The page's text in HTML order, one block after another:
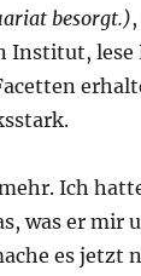
besorgt.)
Institut,
Ich
was er mir
es jetzt